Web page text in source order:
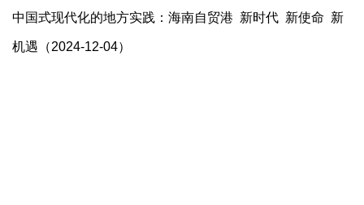
中国式现代化的地方实践：海南自贸港 新时代 新使命 新
机遇（2024-12-04）